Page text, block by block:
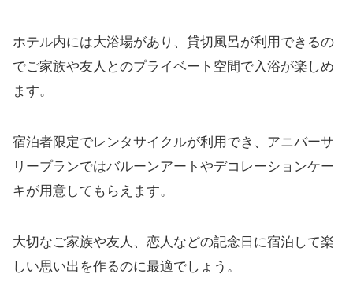
ホテル内には大浴場があり、貸切風呂が利用できるの
でご家族や友人とのプライベート空間で入浴が楽しめ
ます。
宿泊者限定でレンタサイクルが利用でき、アニバーサ
リープランではバルーンアートやデコレーションケー
キが用意してもらえます。
大切なご家族や友人、恋人などの記念日に宿泊して楽
しい思い出を作るのに最適でしょう。